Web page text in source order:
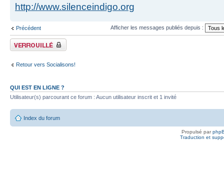
http://www.silenceindigo.org
Précédent Afficher les messages publiés depuis :
Fil verrouillé
Retour vers Socialisons!
QUI EST EN LIGNE ?
Utilisateur(s) parcourant ce forum : Aucun utilisateur inscrit et 1 invité
Index du forum
Propulsé par
Traduction et